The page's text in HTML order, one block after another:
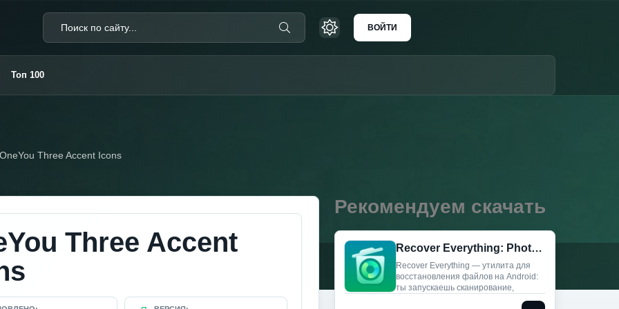
ВОЙТИ
Топ 100
Three Accent Icons
Three Accent
Рекомендуем скачать
Recover Everything: Photo&Data (Мод, Unlocked)
Recover Everything — утилита для
восстановления файлов на Android:
ты запускаешь сканирование,